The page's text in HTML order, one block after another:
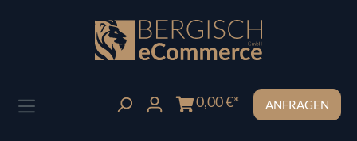
Zum Hauptinhalt springen
0,00 €* ANFRAGEN